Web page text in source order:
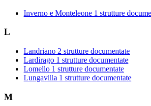
Inverno e Monteleone 1 strutture
L
Landriano 2 strutture documentate
Lardirago 1 strutture documentate
Lomello 1 strutture documentate
Lungavilla 1 strutture documentate
M